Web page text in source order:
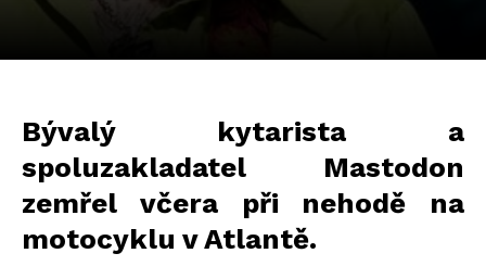
Bývalý kytarista a
spoluzakladatel Mastodon
zemřel včera při nehodě na
motocyklu v Atlantě.